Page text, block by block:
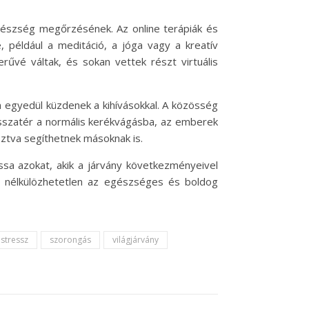
megőrzésének. Az online terápiák és
a meditáció, a jóga vagy a kreatív
váltak, és sokan vettek részt virtuális
küzdenek a kihívásokkal. A közösség
a normális kerékvágásba, az emberek
segíthetnek másoknak is.
azokat, akik a járvány következményeivel
az egészséges és boldog
stressz szorongás világjárvány